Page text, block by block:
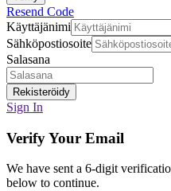
Resend Code
Käyttäjänimi
Sähköpostiosoite
Salasana
Rekisteröidy
Sign In
Verify Your Email
We have sent a 6-digit
below to continue.